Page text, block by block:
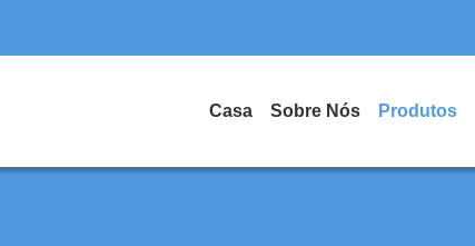
Casa Sobre Nós Produtos